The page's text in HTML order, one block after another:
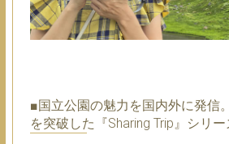
■国⽴公園の魅⼒を国内外に発信
を突破した『Sharing Trip』シリー